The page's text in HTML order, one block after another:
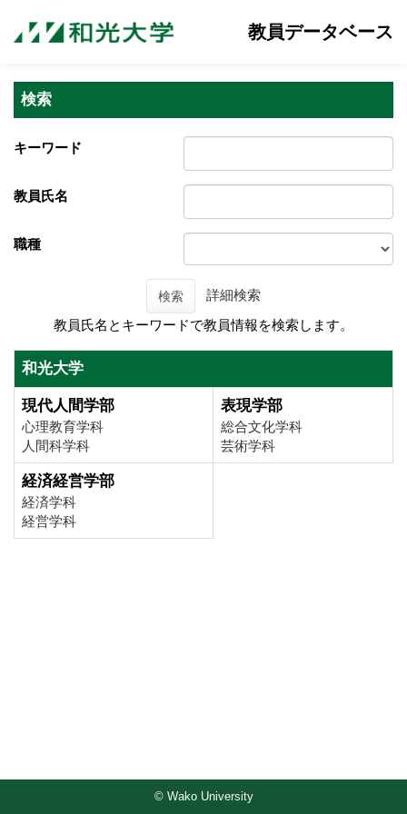
教員データベース
検索
キーワード
教員氏名
職種
検索
詳細検索
教員氏名とキーワードで教員情報を検索します。
和光大学
現代人間学部
心理教育学科
人間科学科
表現学部
総合文化学科
芸術学科
経済経営学部
経済学科
経営学科
© Wako University